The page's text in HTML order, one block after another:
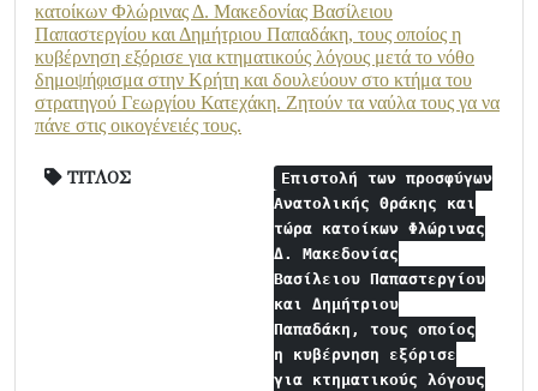
κατοίκων Φλώρινας Δ. Μακεδονίας Βασίλειου
Παπαστεργίου και Δημήτριου Παπαδάκη, τους οποίος η
κυβέρνηση εξόρισε για κτηματικούς λόγους μετά το νόθο
δημοψήφισμα στην Κρήτη και δουλεύουν στο κτήμα του
στρατηγού Γεωργίου Κατεχάκη. Ζητούν τα ναύλα τους γα να
πάνε στις οικογένειές τους.
ΤΙΤΛΟΣ
Επιστολή των προσφύγων
Ανατολικής Θράκης και
τώρα κατοίκων Φλώρινας
Δ. Μακεδονίας
Βασίλειου Παπαστεργίου
και Δημήτριου
Παπαδάκη, τους οποίος
η κυβέρνηση εξόρισε
για κτηματικούς λόγους